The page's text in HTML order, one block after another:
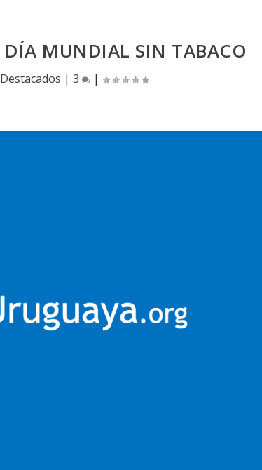
DÍA MUNDIAL SIN TABACO
Destacados | 3 |